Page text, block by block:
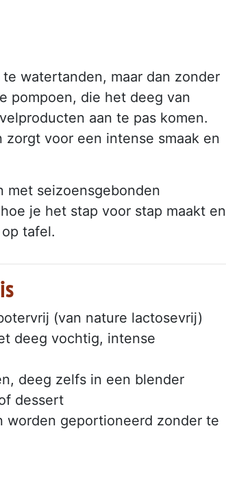
watertanden, maar dan zonder
pompoen, die het deeg van
aan te pas komen.
voor een intense smaak en
met seizoensgebonden
je het stap voor stap maakt en
tafel.
(van nature lactosevrij)
deeg vochtig, intense
deeg zelfs in een blender
dessert
worden geportioneerd zonder te